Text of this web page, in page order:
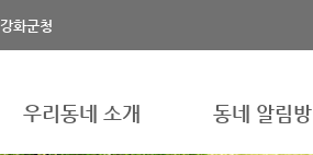
강화군청
우리동네 소개 동네 알림방